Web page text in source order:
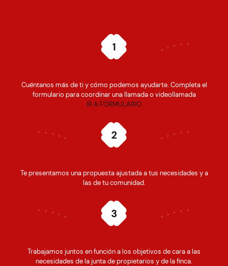
Cuéntanos más de ti y cómo podemos ayudarte. Completa el
formulario para coordinar una llamada o videollamada
IR A FORMULARIO
Te presentamos una propuesta ajustada a tus necesidades y a
las de tu comunidad.
Trabajamos juntos en función a los objetivos de cara a las
necesidades de la junta de propietarios y de la finca.